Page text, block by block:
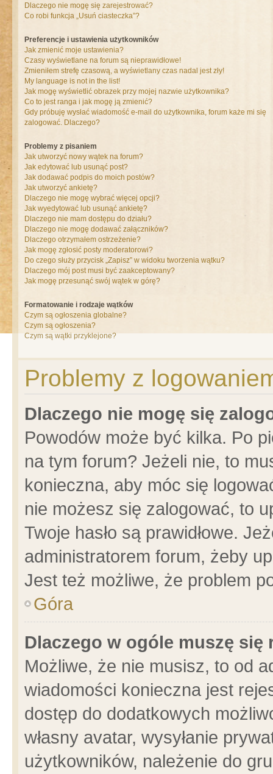
Dlaczego nie mogę się zarejestrować?
Co robi funkcja „Usuń ciasteczka”?
Preferencje i ustawienia użytkowników
Jak zmienić moje ustawienia?
Czasy wyświetlane na forum są nieprawidłowe!
Zmieniłem strefę czasową, a wyświetlany czas nadal jest zły!
My language is not in the list!
Jak mogę wyświetlić obrazek przy mojej nazwie użytkownika?
Co to jest ranga i jak mogę ją zmienić?
Gdy próbuję wysłać wiadomość e-mail do użytkownika, forum każe mi się
zalogować. Dlaczego?
Problemy z pisaniem
Jak utworzyć nowy wątek na forum?
Jak edytować lub usunąć post?
Jak dodawać podpis do moich postów?
Jak utworzyć ankietę?
Dlaczego nie mogę wybrać więcej opcji?
Jak wyedytować lub usunąć ankietę?
Dlaczego nie mam dostępu do działu?
Dlaczego nie mogę dodawać załączników?
Dlaczego otrzymałem ostrzeżenie?
Jak mogę zgłosić posty moderatorowi?
Do czego służy przycisk „Zapisz” w widoku tworzenia wątku?
Dlaczego mój post musi być zaakceptowany?
Jak mogę przesunąć swój wątek w górę?
Formatowanie i rodzaje wątków
Czym są ogłoszenia globalne?
Czym są ogłoszenia?
Czym są wątki przyklejone?
Problemy z
Dlaczego nie mogę się
Powodów może być kilka. Po
na tym forum? Jeżeli nie, to
konieczna, aby móc się
nie możesz się zalogować, to
Twoje hasło są prawidłowe.
administratorem forum, żeby
Jest też możliwe, że problem
Góra
Dlaczego w ogóle muszę się
Możliwe, że nie musisz, to od
wiadomości konieczna jest
dostęp do dodatkowych
własny avatar, wysyłanie
użytkowników, należenie do